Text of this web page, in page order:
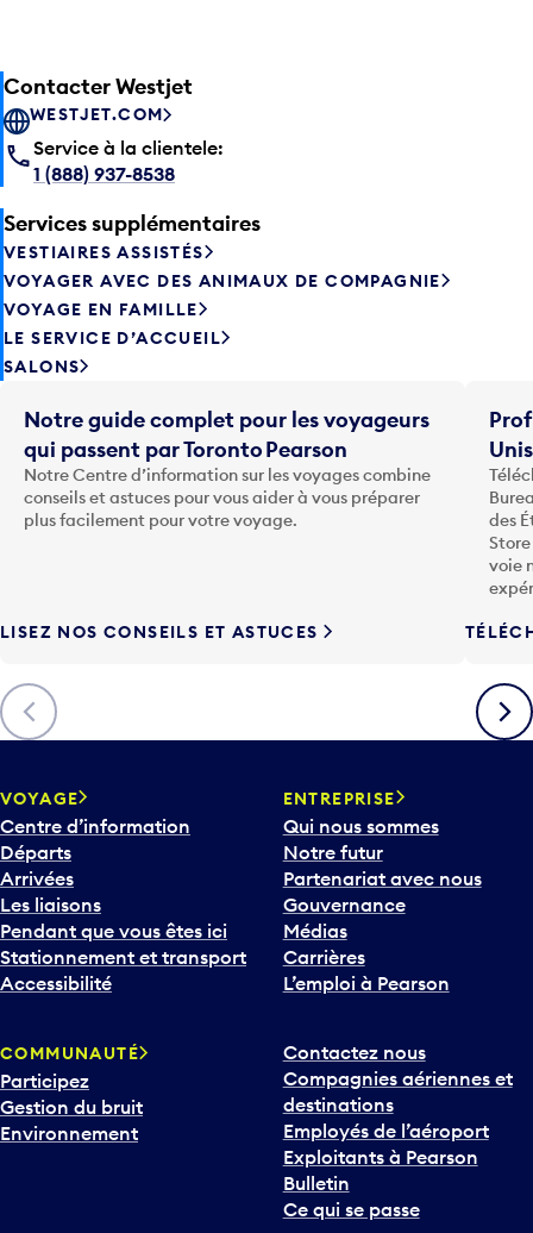
Contacter Westjet
WESTJET.COM
Service à la clientele:
1 (888) 937-8538
Services supplémentaires
VESTIAIRES ASSISTÉS
VOYAGER AVEC DES ANIMAUX DE COMPAGNIE
VOYAGE EN FAMILLE
LE SERVICE D’ACCUEIL
SALONS
Précédent
Notre guide complet pour les voyageurs
qui passent par Toronto Pearson
Notre Centre d’information sur les voyages combine
conseils et astuces pour vous aider à vous préparer
plus facilement pour votre voyage.
LISEZ NOS CONSEILS ET ASTUCES
des
voie
VOYAGE
Centre d’information
Départs
Arrivées
Les liaisons
Pendant que vous êtes ici
Stationnement et transport
Accessibilité
ENTREPRISE
Qui nous sommes
Notre futur
Partenariat avec nous
Gouvernance
Médias
Carrières
L’emploi à Pearson
COMMUNAUTÉ
Participez
Gestion du bruit
Environnement
Contactez nous
Compagnies aériennes et
destinations
Employés de l’aéroport
Exploitants à Pearson
Bulletin
Ce qui se passe